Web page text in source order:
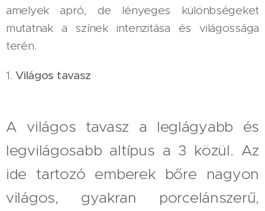
amelyek apró, de lényeges különbségeket
mutatnak a színek intenzitása és világossága
terén.
1.Világos tavasz
A világos tavasz a leglágyabb és
legvilágosabb altípus a 3 közül. Az
ide tartozó emberek bőre nagyon
világos, gyakran porcelánszerű,